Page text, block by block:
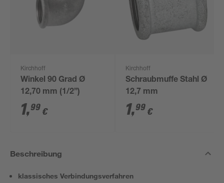
Kirchhoff
Winkel 90 Grad Ø
12,70 mm (1/2”)
1,99 €
Kirchhoff
Schraubmuffe Stahl Ø
12,7 mm
1,99 €
Beschreibung
klassisches Verbindungsverfahren